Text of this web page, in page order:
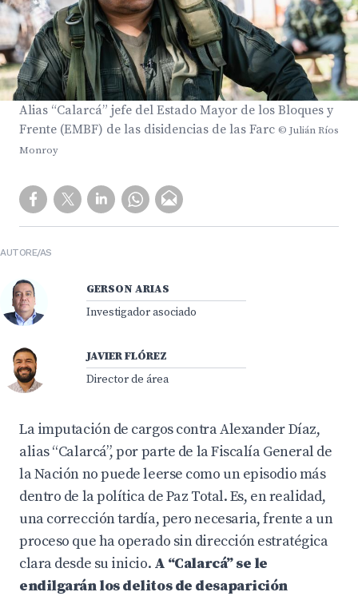
Alias “Calarcá” jefe del Estado Mayor de los Bloques y
Frente (EMBF) de las disidencias de las Farc © Julián Ríos
Monroy
AUTORE/AS
GERSON ARIAS
Investigador asociado
JAVIER FLÓREZ
Director de área
La imputación de cargos contra Alexander Díaz,
alias “Calarcá”, por parte de la Fiscalía General de
la Nación no puede leerse como un episodio más
dentro de la política de Paz Total. Es, en realidad,
una corrección tardía, pero necesaria, frente a un
proceso que ha operado sin dirección estratégica
clara desde su inicio. A “Calarcá” se le
endilgarán los delitos de desaparición